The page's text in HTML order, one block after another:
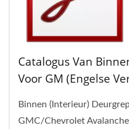
Catalogus Van
Voor GM (Engelse
Binnen (Interieur)
GMC/Chevrolet